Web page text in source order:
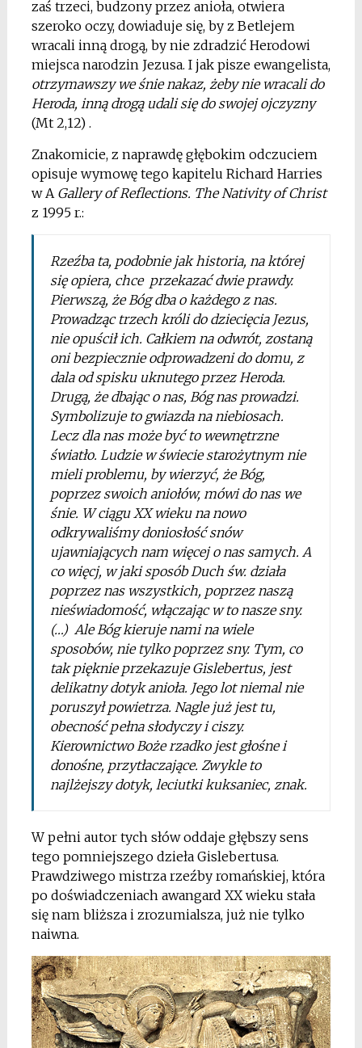
zaś trzeci, budzony przez anioła, otwiera
szeroko oczy, dowiaduje się, by z Betlejem
wracali inną drogą, by nie zdradzić Herodowi
miejsca narodzin Jezusa. I jak pisze ewangelista,
otrzymawszy we śnie nakaz, żeby nie wracali do
Heroda, inną drogą udali się do swojej ojczyzny
(Mt 2,12) .
Znakomicie, z naprawdę głębokim odczuciem
opisuje wymowę tego kapitelu Richard Harries
w A Gallery of Reflections. The Nativity of Christ
z 1995 r.:
Rzeźba ta, podobnie jak historia, na której
się opiera, chce przekazać dwie prawdy.
Pierwszą, że Bóg dba o każdego z nas.
Prowadząc trzech króli do dziecięcia Jezus,
nie opuścił ich. Całkiem na odwrót, zostaną
oni bezpiecznie odprowadzeni do domu, z
dala od spisku uknutego przez Heroda.
Drugą, że dbając o nas, Bóg nas prowadzi.
Symbolizuje to gwiazda na niebiosach.
Lecz dla nas może być to wewnętrzne
światło. Ludzie w świecie starożytnym nie
mieli problemu, by wierzyć, że Bóg,
poprzez swoich aniołów, mówi do nas we
śnie. W ciągu XX wieku na nowo
odkrywaliśmy doniosłość snów
ujawniających nam więcej o nas samych. A
co więcj, w jaki sposób Duch św. działa
poprzez nas wszystkich, poprzez naszą
nieświadomość, włączając w to nasze sny.
(…) Ale Bóg kieruje nami na wiele
sposobów, nie tylko poprzez sny. Tym, co
tak pięknie przekazuje Gislebertus, jest
delikatny dotyk anioła. Jego lot niemal nie
poruszył powietrza. Nagle już jest tu,
obecność pełna słodyczy i ciszy.
Kierownictwo Boże rzadko jest głośne i
donośne, przytłaczające. Zwykle to
najlżejszy dotyk, leciutki kuksaniec, znak.
W pełni autor tych słów oddaje głębszy sens
tego pomniejszego dzieła Gislebertusa.
Prawdziwego mistrza rzeźby romańskiej, która
po doświadczeniach awangard XX wieku stała
się nam bliższa i zrozumialsza, już nie tylko
naiwna.